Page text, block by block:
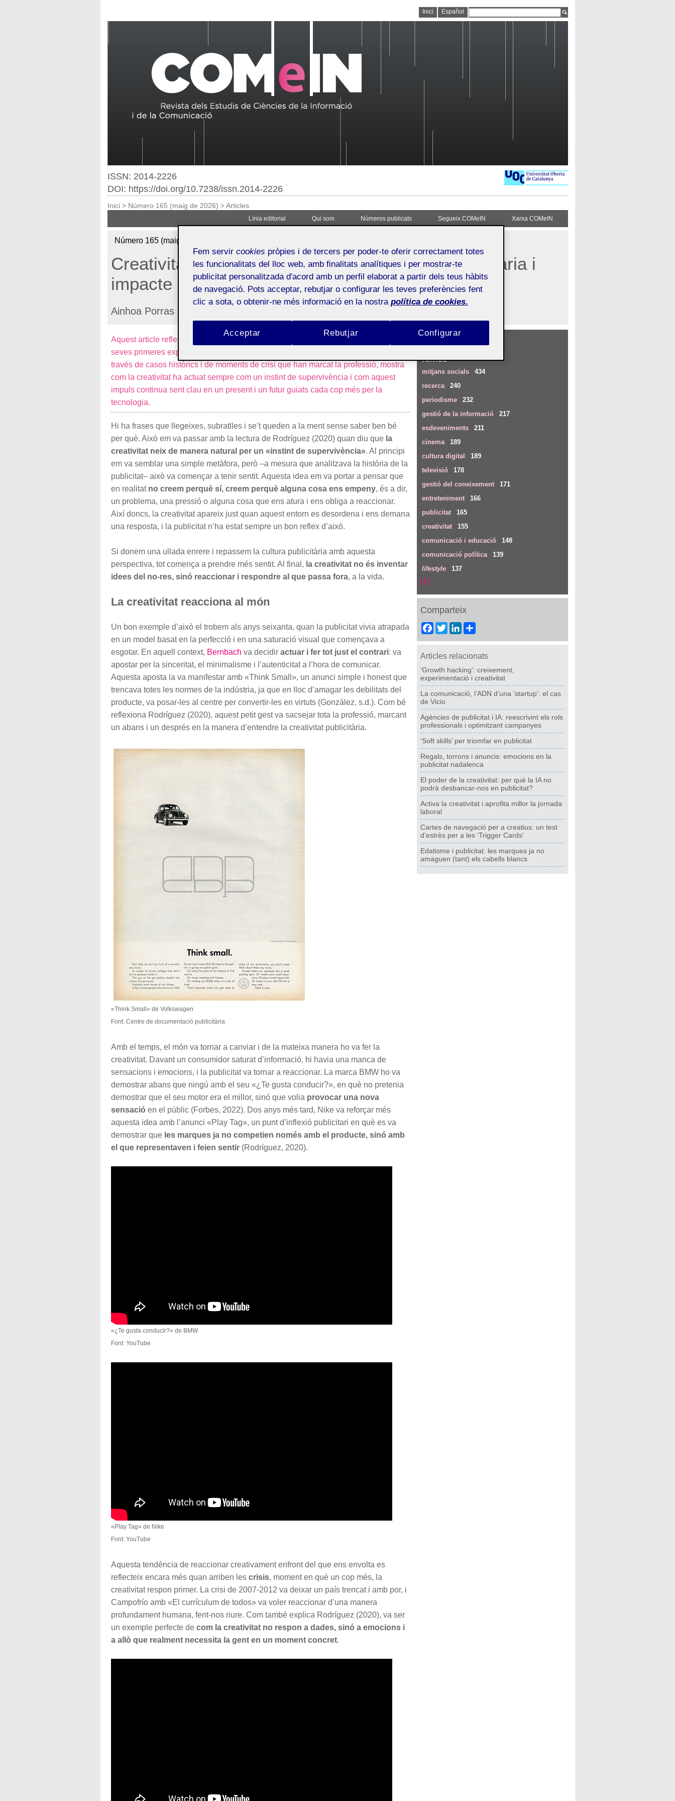
Inici Español
ISSN: 2014-2226
DOI: https://doi.org/10.7238/issn.2014-2226
Inici > Número 165 (maig de 2026) >Articles
Línia editorial Qui som Números publicats Segueix COMeIN Xarxa COMeIN
Número 165 (maig de 2026)
Creativitat en mode supervivència: cultura publicitària i
impacte de la IA
Ainhoa Porras
Aquest article reflexiona sobre com ha canviat la creativitat publicitària des de les
seves primeres expressions fins a l’actual irrupció de la intel·ligència artificial (IA). A
través de casos històrics i de moments de crisi que han marcat la professió, mostra
com la creativitat ha actuat sempre com un instint de supervivència i com aquest
impuls continua sent clau en un present i un futur guiats cada cop més per la
tecnologia.
Hi ha frases que llegeixes, subratlles i se’t queden a la ment sense saber ben bé
per què. Això em va passar amb la lectura de Rodríguez (2020) quan diu que la
creativitat neix de manera natural per un «instint de supervivència». Al principi
em va semblar una simple metàfora, però –a mesura que analitzava la història de la
publicitat– això va començar a tenir sentit. Aquesta idea em va portar a pensar que
en realitat no creem perquè sí, creem perquè alguna cosa ens empeny, és a dir,
un problema, una pressió o alguna cosa que ens atura i ens obliga a reaccionar.
Així doncs, la creativitat apareix just quan aquest entorn es desordena i ens demana
una resposta, i la publicitat n’ha estat sempre un bon reflex d’això.
Si donem una ullada enrere i repassem la cultura publicitària amb aquesta
perspectiva, tot comença a prendre més sentit. Al final, la creativitat no és inventar
idees del no-res, sinó reaccionar i respondre al que passa fora, a la vida.
La creativitat reacciona al món
Un bon exemple d’això el trobem als anys seixanta, quan la publicitat vivia atrapada
en un model basat en la perfecció i en una saturació visual que començava a
esgotar. En aquell context, Bernbach va decidir actuar i fer tot just el contrari: va
apostar per la sinceritat, el minimalisme i l’autenticitat a l’hora de comunicar.
Aquesta aposta la va manifestar amb «Think Small», un anunci simple i honest que
trencava totes les normes de la indústria, ja que en lloc d’amagar les debilitats del
producte, va posar-les al centre per convertir-les en virtuts (González, s.d.). Com bé
reflexiona Rodríguez (2020), aquest petit gest va sacsejar tota la professió, marcant
un abans i un després en la manera d’entendre la creativitat publicitària.
«Think Small» de Volkswagen
Font: Centre de documentació publicitària
Amb el temps, el món va tornar a canviar i de la mateixa manera ho va fer la
creativitat. Davant un consumidor saturat d’informació, hi havia una manca de
sensacions i emocions, i la publicitat va tornar a reaccionar. La marca BMW ho va
demostrar abans que ningú amb el seu «¿Te gusta conducir?», en què no pretenia
demostrar que el seu motor era el millor, sinó que volia provocar una nova
sensació en el públic (Forbes, 2022). Dos anys més tard, Nike va reforçar més
aquesta idea amb l’anunci «Play Tag», un punt d’inflexió publicitari en què es va
demostrar que les marques ja no competien només amb el producte, sinó amb
el que representaven i feien sentir(Rodríguez, 2020).
«¿Te gusta conducir?» de BMW
Font: YouTube
«Play Tag» de Nike
Font: YouTube
Aquesta tendència de reaccionar creativament enfront del que ens envolta es
reflecteix encara més quan arriben les crisis, moment en què un cop més, la
creativitat respon primer. La crisi de 2007-2012 va deixar un país trencat i amb por, i
Campofrío amb «El currículum de todos» va voler reaccionar d’una manera
profundament humana, fent-nos riure. Com també explica Rodríguez (2020), va ser
un exemple perfecte de com la creativitat no respon a dades, sinó a emocions i
a allò que realment necessita la gent en un moment concret.
Temes
mitjans socials
434
recerca
240
periodisme
232
gestió de la informació
217
esdeveniments
211
cinema
189
cultura digital
189
televisió
178
gestió del coneixement
171
entreteniment
166
publicitat
165
creativitat
155
comunicació i educació
148
comunicació política
139
lifestyle
137
(+)
Comparteix
Facebook
TwitterLinkedIn
Articles relacionats
‘Growth hacking’: creixement,
experimentació i creativitat
La comunicació, l’ADN d’una ‘startup’: el cas
de Vicio
Agències de publicitat i IA: reescrivint els rols
professionals i optimitzant campanyes
‘Soft skills’ per triomfar en publicitat
Regals, torrons i anuncis: emocions en la
publicitat nadalenca
El poder de la creativitat: per què la IA no
podrà desbancar-nos en publicitat?
Activa la creativitat i aprofita millor la jornada
laboral
Cartes de navegació per a creatius: un test
d’estrès per a les ‘Trigger Cards’
Edatisme i publicitat: les marques ja no
amaguen (tant) els cabells blancs
Fem servir cookies pròpies i de tercers per poder-te oferir correctament totes
les funcionalitats del lloc web, amb finalitats analítiques i per mostrar-te
publicitat personalitzada d'acord amb un perfil elaborat a partir dels teus hàbits
de navegació. Pots acceptar, rebutjar o configurar les teves preferències fent
clic a sota, o obtenir-ne més informació en la nostra política de cookies.
Rebutjar
Acceptar Configurar